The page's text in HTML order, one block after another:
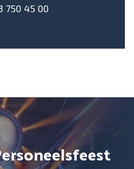
750 45 00